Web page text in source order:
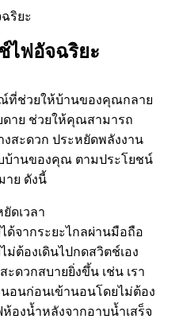
ไฟอัจฉริยะ
ที่ช่วยให้บ้านของคุณกลาย
ดาย ช่วยให้คุณสามารถ
สะดวก ประหยัดพลังงาน
บ้านของคุณ ตามประโยชน์
าย ดังนี้
ดเวลา
ด้จากระยะไกลผ่านมือถือ
ต้องเดินไปกดสวิตช์เอง
ะดวกสบายยิ่งขึ้น เช่น เรา
อนก่อนเข้านอนโดยไม่ต้อง
องน้ำหลังจากอาบน้ำเสร็จ